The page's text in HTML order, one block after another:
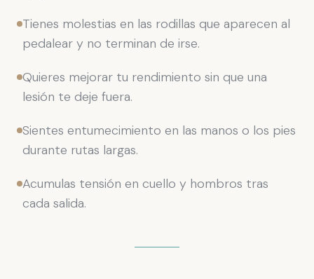
Tienes molestias en las rodillas que aparecen al
pedalear y no terminan de irse.
Quieres mejorar tu rendimiento sin que una
lesión te deje fuera.
Sientes entumecimiento en las manos o los pies
durante rutas largas.
Acumulas tensión en cuello y hombros tras
cada salida.